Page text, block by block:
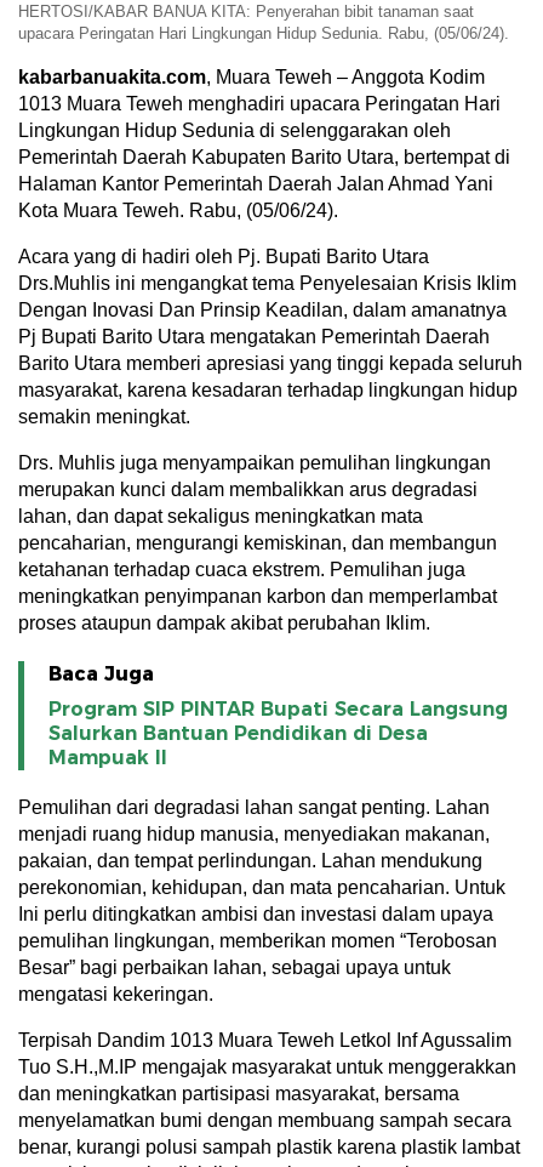
HERTOSI/KABAR BANUA KITA: Penyerahan bibit tanaman saat
upacara Peringatan Hari Lingkungan Hidup Sedunia. Rabu, (05/06/24).
kabarbanuakita.com, Muara Teweh – Anggota Kodim
1013 Muara Teweh menghadiri upacara Peringatan Hari
Lingkungan Hidup Sedunia di selenggarakan oleh
Pemerintah Daerah Kabupaten Barito Utara, bertempat di
Halaman Kantor Pemerintah Daerah Jalan Ahmad Yani
Kota Muara Teweh. Rabu, (05/06/24).
Acara yang di hadiri oleh Pj. Bupati Barito Utara
Drs.Muhlis ini mengangkat tema Penyelesaian Krisis Iklim
Dengan Inovasi Dan Prinsip Keadilan, dalam amanatnya
Pj Bupati Barito Utara mengatakan Pemerintah Daerah
Barito Utara memberi apresiasi yang tinggi kepada seluruh
masyarakat, karena kesadaran terhadap lingkungan hidup
semakin meningkat.
Drs. Muhlis juga menyampaikan pemulihan lingkungan
merupakan kunci dalam membalikkan arus degradasi
lahan, dan dapat sekaligus meningkatkan mata
pencaharian, mengurangi kemiskinan, dan membangun
ketahanan terhadap cuaca ekstrem. Pemulihan juga
meningkatkan penyimpanan karbon dan memperlambat
proses ataupun dampak akibat perubahan Iklim.
Baca Juga
Program SIP PINTAR Bupati Secara Langsung
Salurkan Bantuan Pendidikan di Desa
Mampuak ll
Pemulihan dari degradasi lahan sangat penting. Lahan
menjadi ruang hidup manusia, menyediakan makanan,
pakaian, dan tempat perlindungan. Lahan mendukung
perekonomian, kehidupan, dan mata pencaharian. Untuk
Ini perlu ditingkatkan ambisi dan investasi dalam upaya
pemulihan lingkungan, memberikan momen “Terobosan
Besar” bagi perbaikan lahan, sebagai upaya untuk
mengatasi kekeringan.
Terpisah Dandim 1013 Muara Teweh Letkol Inf Agussalim
Tuo S.H.,M.IP mengajak masyarakat untuk menggerakkan
dan meningkatkan partisipasi masyarakat, bersama
menyelamatkan bumi dengan membuang sampah secara
benar, kurangi polusi sampah plastik karena plastik lambat